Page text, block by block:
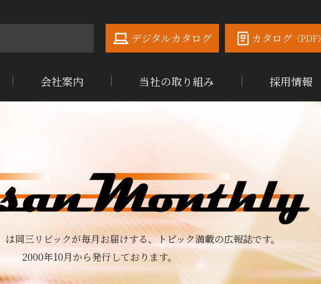
デジタルカタログ カタログ （PDF）
会社案内 当社の取り組み 採用情報
は岡三リビックが毎月お届けする、トピック満載の広報誌です。
2000年10月から発行しております。